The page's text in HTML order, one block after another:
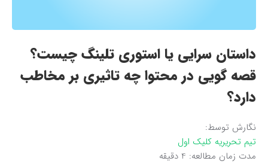
داستان سرایی یا استوری تلینگ چیست؟
قصه گویی در محتوا چه تاثیری بر مخاطب
دارد؟
نگارش توسط:
تیم تحریریه کلیک اول
مدت زمان مطالعه: 4 دقیقه